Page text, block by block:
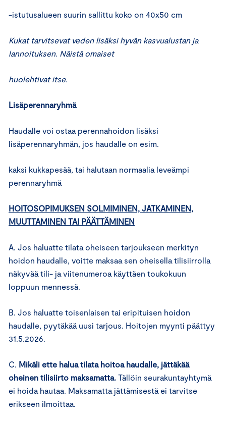
-istutusalueen suurin sallittu koko on 40x50 cm
Kukat tarvitsevat veden lisäksi hyvän kasvualustan ja
lannoituksen. Näistä omaiset
huolehtivat itse.
Lisäperennaryhmä
Haudalle voi ostaa perennahoidon lisäksi
lisäperennaryhmän, jos haudalle on esim.
kaksi kukkapesää, tai halutaan normaalia leveämpi
perennaryhmä
HOITOSOPIMUKSEN SOLMIMINEN, JATKAMINEN,
MUUTTAMINEN TAI PÄÄTTÄMINEN
A. Jos haluatte tilata oheiseen tarjoukseen merkityn
hoidon haudalle, voitte maksaa sen oheisella tilisiirrolla
näkyvää tili- ja viitenumeroa käyttäen toukokuun
loppuun mennessä.
B. Jos haluatte toisenlaisen tai eripituisen hoidon
haudalle, pyytäkää uusi tarjous. Hoitojen myynti päättyy
31.5.2026.
C. Mikäli ette halua tilata hoitoa haudalle, jättäkää
oheinen tilisiirto maksamatta. Tällöin seurakuntayhtymä
ei hoida hautaa. Maksamatta jättämisestä ei tarvitse
erikseen ilmoittaa.